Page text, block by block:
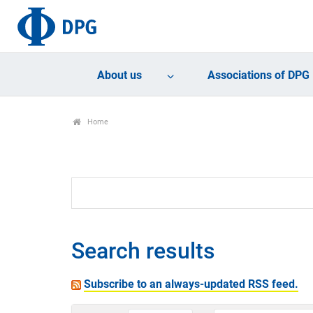
About us Associations of DPG
Home
Search results
Subscribe to an always-updated RSS feed.